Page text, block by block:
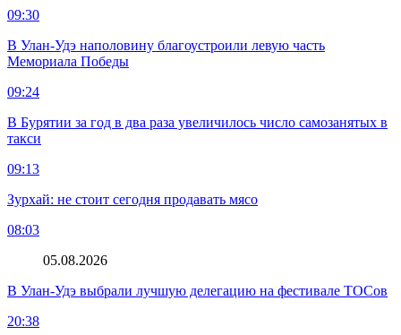
09:30
В Улан-Удэ наполовину благоустроили левую часть
Мемориала Победы
09:24
В Бурятии за год в два раза увеличилось число самозанятых в
такси
09:13
Зурхай: не стоит сегодня продавать мясо
08:03
05.08.2026
В Улан-Удэ выбрали лучшую делегацию на фестивале ТОСов
20:38